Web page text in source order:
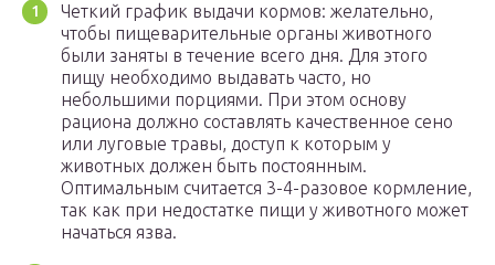
Четкий график выдачи кормов: желательно,
чтобы пищеварительные органы животного
были заняты в течение всего дня. Для этого
пищу необходимо выдавать часто, но
небольшими порциями. При этом основу
рациона должно составлять качественное сено
или луговые травы, доступ к которым у
животных должен быть постоянным.
Оптимальным считается 3-4-разовое кормление,
так как при недостатке пищи у животного может
начаться язва.